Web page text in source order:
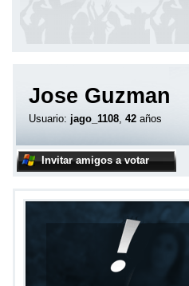
Jose Guzman
Usuario: jago_1108, 42 años
Invitar amigos a votar